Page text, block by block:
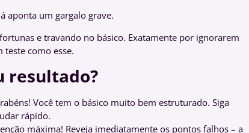
aponta um gargalo grave.
e travando no básico. Exatamente por ignorarem
como esse.
resultado?
Você tem o básico muito bem estruturado. Siga
rápido.
máxima! Reveja imediatamente os pontos falhos – a